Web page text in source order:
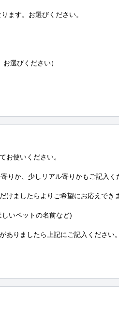
ます。お選びください。
選びください）
お使いください。
りか、少しリアル寄りかもご記入く
ましたらよりご希望にお応えできま
いペットの名前など)
りましたら上記にご記入ください。